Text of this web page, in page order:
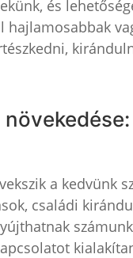
és
hajlamosabbak
a kedvünk
családi